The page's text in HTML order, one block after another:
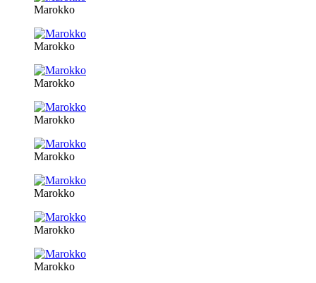
Marokko
Marokko
Marokko
Marokko
Marokko
Marokko
Marokko
Marokko